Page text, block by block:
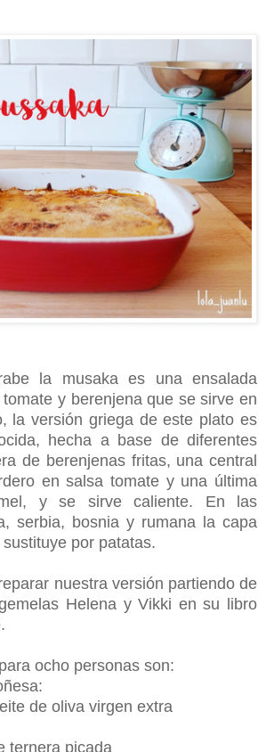
la musaka es una ensalada
y berenjena que se sirve en
la versión griega de este plato es
hecha a base de diferentes
de berenjenas fritas, una central
en salsa tomate y una última
y se sirve caliente. En las
serbia, bosnia y rumana la capa
por patatas.
nuestra versión partiendo de
Helena y Vikki en su libro
para ocho personas son:
de oliva virgen extra
ternera picada